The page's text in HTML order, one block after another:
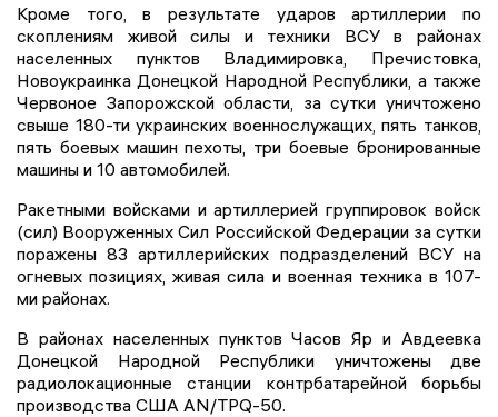
Кроме того, в результате ударов артиллерии по
скоплениям живой силы и техники ВСУ в районах
населенных пунктов Владимировка, Пречистовка,
Новоукраинка Донецкой Народной Республики, а также
Червоное Запорожской области, за сутки уничтожено
свыше 180-ти украинских военнослужащих, пять танков,
пять боевых машин пехоты, три боевые бронированные
машины и 10 автомобилей.
Ракетными войсками и артиллерией группировок войск
(сил) Вооруженных Сил Российской Федерации за сутки
поражены 83 артиллерийских подразделений ВСУ на
огневых позициях, живая сила и военная техника в 107-
ми районах.
В районах населенных пунктов Часов Яр и Авдеевка
Донецкой Народной Республики уничтожены две
радиолокационные станции контрбатарейной борьбы
производства США AN/TPQ-50.